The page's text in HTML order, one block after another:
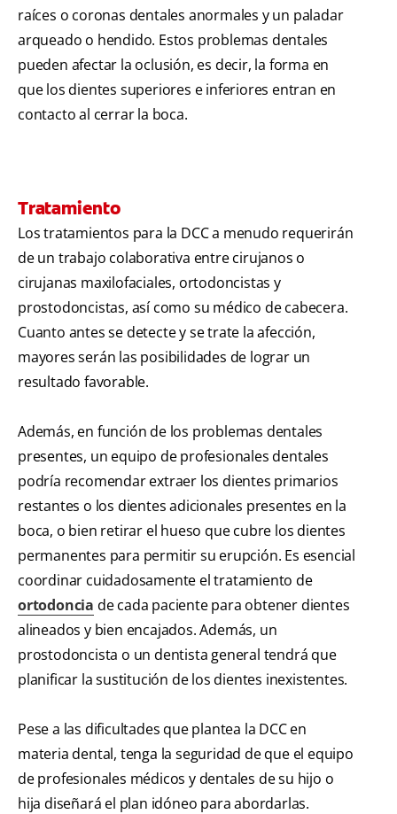
raíces o coronas dentales anormales y un paladar
arqueado o hendido. Estos problemas dentales
pueden afectar la oclusión, es decir, la forma en
que los dientes superiores e inferiores entran en
contacto al cerrar la boca.
Tratamiento
Los tratamientos para la DCC a menudo requerirán
de un trabajo colaborativa entre cirujanos o
cirujanas maxilofaciales, ortodoncistas y
prostodoncistas, así como su médico de cabecera.
Cuanto antes se detecte y se trate la afección,
mayores serán las posibilidades de lograr un
resultado favorable.
Además, en función de los problemas dentales
presentes, un equipo de profesionales dentales
podría recomendar extraer los dientes primarios
restantes o los dientes adicionales presentes en la
boca, o bien retirar el hueso que cubre los dientes
permanentes para permitir su erupción. Es esencial
coordinar cuidadosamente el tratamiento de
ortodoncia de cada paciente para obtener dientes
alineados y bien encajados. Además, un
prostodoncista o un dentista general tendrá que
planificar la sustitución de los dientes inexistentes.
Pese a las dificultades que plantea la DCC en
materia dental, tenga la seguridad de que el equipo
de profesionales médicos y dentales de su hijo o
hija diseñará el plan idóneo para abordarlas.